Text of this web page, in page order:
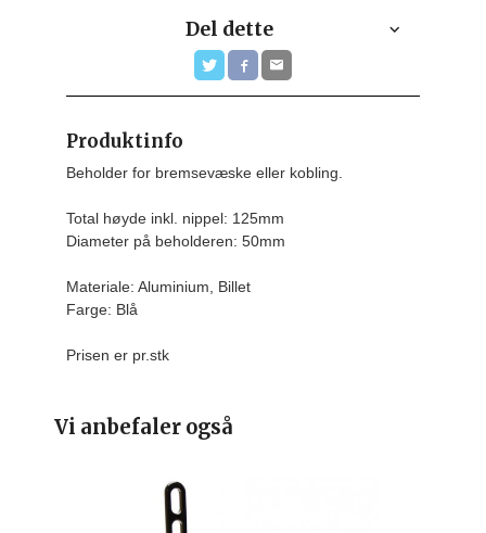
Del dette
Produktinfo
Beholder for bremsevæske eller kobling.
Total høyde inkl. nippel: 125mm
Diameter på beholderen: 50mm
Materiale: Aluminium, Billet
Farge: Blå
Prisen er pr.stk
Vi anbefaler også